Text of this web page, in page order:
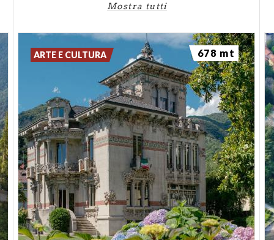
Mostra tutti
ARTE E CULTURA 678 mt